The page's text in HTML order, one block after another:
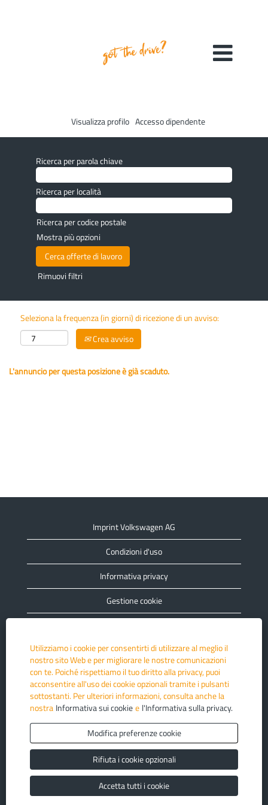
Utilizziamo i cookie per consentirti di utilizzare al meglio il
nostro sito Web e per migliorare le nostre comunicazioni
con te. Poiché rispettiamo il tuo diritto alla privacy, puoi
acconsentire all'uso dei cookie opzionali tramite i pulsanti
sottostanti. Per ulteriori informazioni, consulta anche la
nostra Informativa sui cookiee l'Informativa sulla privacy.
Modifica preferenze cookie
Rifiuta i cookie opzionali
Accetta tutti i cookie
Visualizza profilo Accesso dipendente
Ricerca per parola chiave
Ricerca per località
Ricerca per codice postale
Mostra più opzioni
Rimuovi filtri
Seleziona la frequenza (in giorni) di ricezione di un avviso:
Crea avviso
L'annuncio per questa posizione è già scaduto.
Imprint Volkswagen AG
Condizioni d'uso
Informativa privacy
Gestione cookie
FAQ
Whistleblower System
Avviso | Questo Job Portal è fornito e gestito centralmente da
Volkswagen AG. Le offerte di lavoro mostrate nel portale, così
come ulteriori informazioni, sono definite e gestite dalle rispettive
società del Gruppo e fornite solo a livello centrale su base
sistemica da Volkswagen AG nel suo ruolo di fornitore del Job